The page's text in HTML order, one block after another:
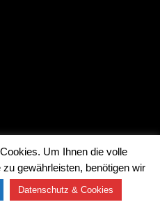
Um Ihnen die volle
gewährleisten, benötigen wir
Datenschutz & Cookies